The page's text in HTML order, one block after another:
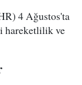
4 Ağustos'ta
hareketlilik ve